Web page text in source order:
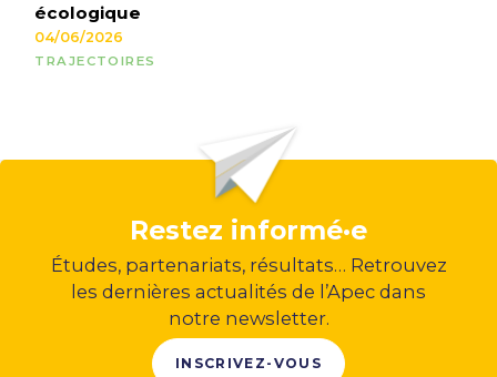
écologique
04/06/2026
TRAJECTOIRES
Restez informé·e
Études, partenariats, résultats… Retrouvez
les dernières actualités de l’Apec dans
notre newsletter.
INSCRIVEZ-VOUS